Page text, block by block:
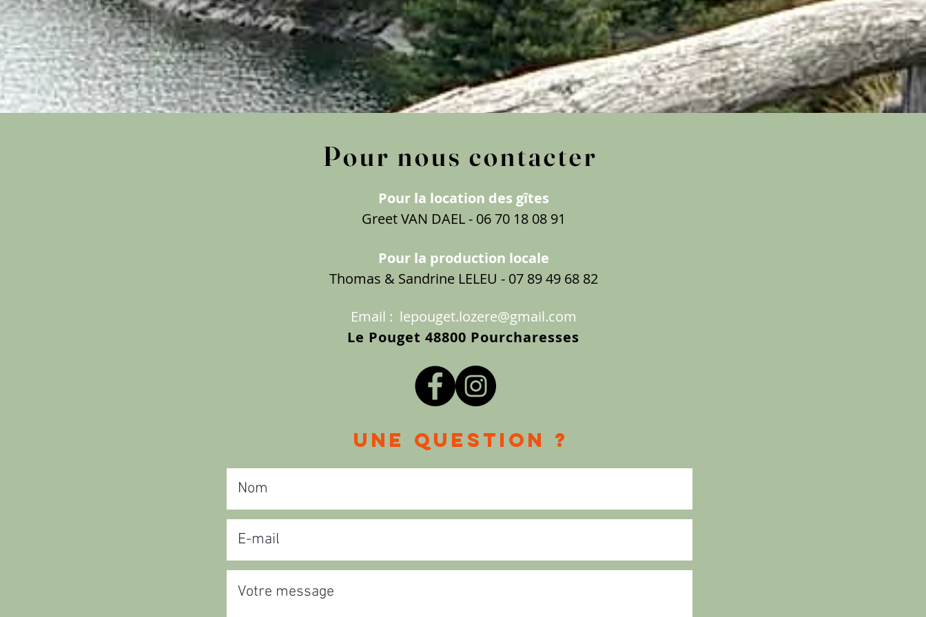
Pour nous contacter
Pour la location des gîtes
Greet VAN DAEL - 06 70 18 08 91
Pour la production locale
Thomas & Sandrine LELEU - 07 89 49 68 82
Email : lepouget.lozere@gmail.com
Le Pouget 48800 Pourcharesses
une question ?